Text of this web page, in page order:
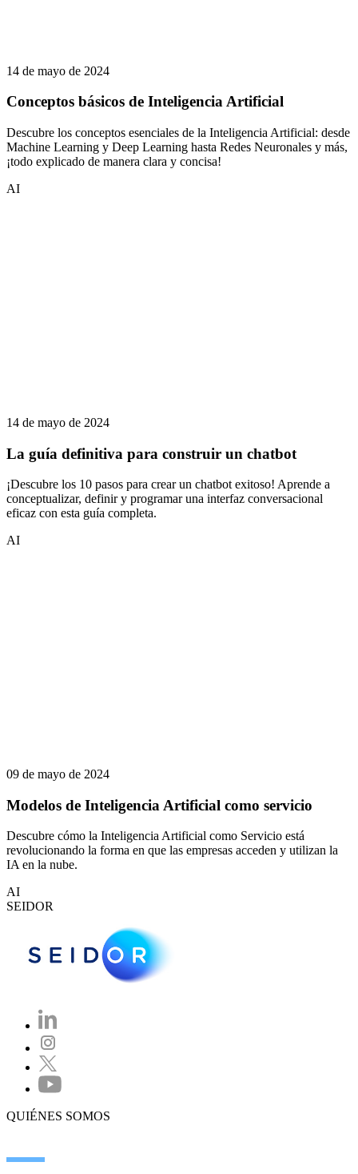
14 de mayo de 2024
Conceptos básicos de Inteligencia Artificial
Descubre los conceptos esenciales de la Inteligencia Artificial: desde
Machine Learning y Deep Learning hasta Redes Neuronales y más,
¡todo explicado de manera clara y concisa!
AI
14 de mayo de 2024
La guía definitiva para construir un chatbot
¡Descubre los 10 pasos para crear un chatbot exitoso! Aprende a
conceptualizar, definir y programar una interfaz conversacional
eficaz con esta guía completa.
AI
09 de mayo de 2024
Modelos de Inteligencia Artificial como servicio
Descubre cómo la Inteligencia Artificial como Servicio está
revolucionando la forma en que las empresas acceden y utilizan la
IA en la nube.
AI
SEIDOR
QUIÉNES SOMOS